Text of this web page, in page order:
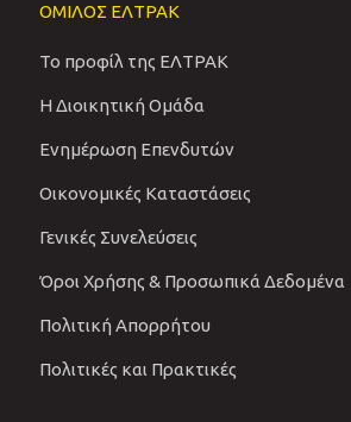
ΟΜΙΛΟΣ ΕΛΤΡΑΚ
Το προφίλ της ΕΛΤΡΑΚ
Η Διοικητική Ομάδα
Ενημέρωση Επενδυτών
Οικονομικές Καταστάσεις
Γενικές Συνελεύσεις
Όροι Χρήσης & Προσωπικά Δεδομένα
Πολιτική Απορρήτου
Πολιτικές και Πρακτικές